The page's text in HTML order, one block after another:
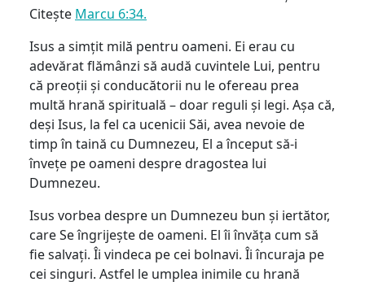
Citește Marcu 6:34.
Isus a simțit milă pentru oameni. Ei erau cu
adevărat flămânzi să audă cuvintele Lui, pentru
că preoții și conducătorii nu le ofereau prea
multă hrană spirituală – doar reguli și legi. Așa că,
deși Isus, la fel ca ucenicii Săi, avea nevoie de
timp în taină cu Dumnezeu, El a început să-i
învețe pe oameni despre dragostea lui
Dumnezeu.
Isus vorbea despre un Dumnezeu bun și iertător,
care Se îngrijește de oameni. El îi învăța cum să
fie salvați. Îi vindeca pe cei bolnavi. Îi încuraja pe
cei singuri. Astfel le umplea inimile cu hrană